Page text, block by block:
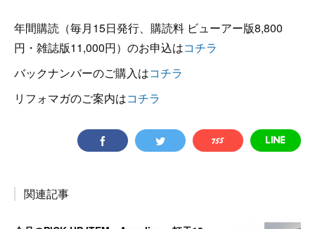
年間購読（毎月15日発行、購読料 ビューアー版8,800
円・雑誌版11,000円）のお申込はコチラ
バックナンバーのご購入はコチラ
リフォマガのご案内はコチラ
関連記事